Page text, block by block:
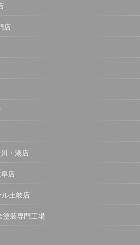
店
・港店
店
ル土岐店
塗装専門工場